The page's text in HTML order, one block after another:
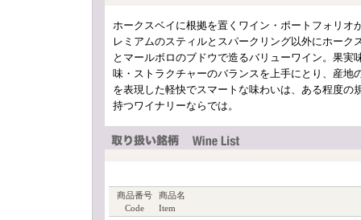
ホークスベイに根拠を置くワイン・ポートフォリオ
レミアムのスティルとスパークリング以外にホーク
とマールボロのブドウで造るバリューワイン。果実
味・ストラクチャーのバランスを上手にとり、産地
を表現した軽快でスマートな味わいは、ある程度の
持つワイナリーならでは。
商品番号
Code
商品名
Item